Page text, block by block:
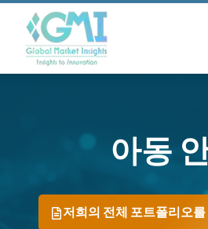
아동
저희의 전체 포트폴리오